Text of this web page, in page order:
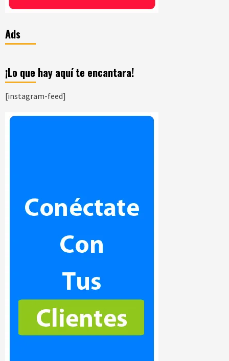
Ads
¡Lo que hay aquí te encantara!
[instagram-feed]